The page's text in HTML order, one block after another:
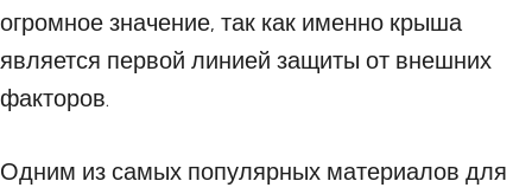
огромное значение, так как именно крыша
является первой линией защиты от внешних
факторов.
Одним из самых популярных материалов для